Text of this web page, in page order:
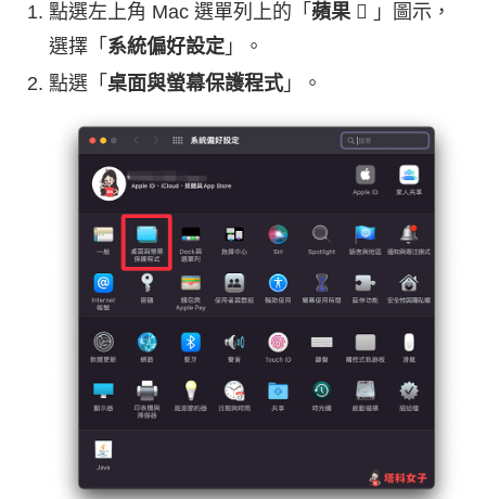
點選左上角 Mac 選單列上的「 蘋果 」圖示，
選擇「 系統偏好設定 」。
點選「 桌面與螢幕保護程式 」。